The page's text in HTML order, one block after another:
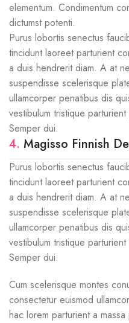
elementum. Condimentum
dictumst potenti.
Purus lobortis senectus
tincidunt laoreet parturient
a duis hendrerit diam. A at
suspendisse scelerisque
ullamcorper penatibus dis
vestibulum tristique
Semper dui.
4. Magisso Finnish
Purus lobortis senectus
tincidunt laoreet parturient
a duis hendrerit diam. A at
suspendisse scelerisque
ullamcorper penatibus dis
vestibulum tristique
Semper dui.
Cum scelerisque montes
consectetur euismod
hac lorem parturient a